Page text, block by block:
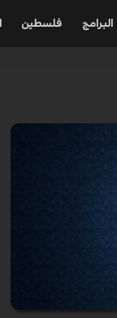
البرامج فلسطين